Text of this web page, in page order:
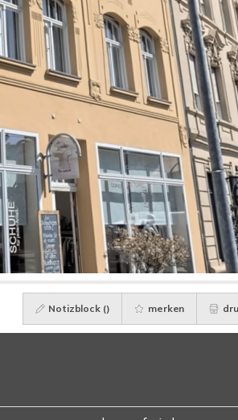
Notizblock () merken